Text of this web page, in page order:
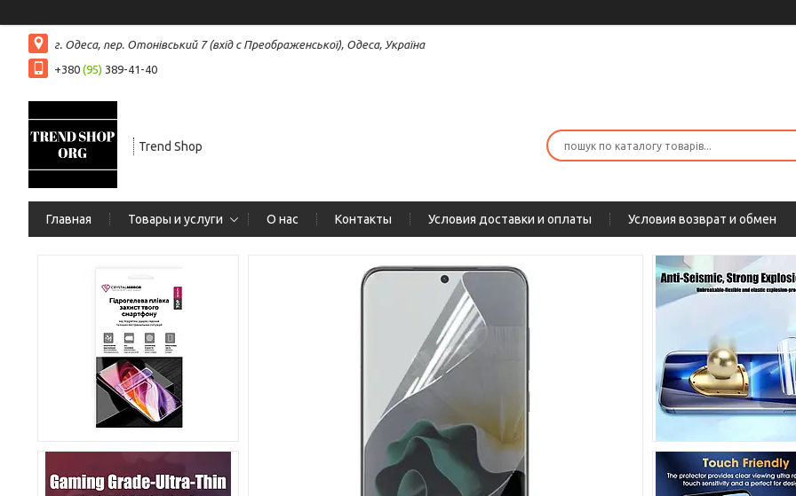
г. Одеса, пер. Отонівський 7 (вхід с Преображенської), Одеса, Україна
+380 (95) 389-41-40
Trend Shop
Главная Товары и услуги О нас Контакты Условия доставки и оплаты Условия возврат и обмен